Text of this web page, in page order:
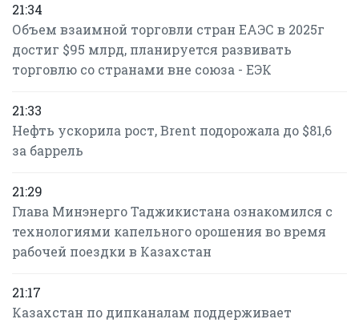
21:34
Объем взаимной торговли стран ЕАЭС в 2025г
достиг $95 млрд, планируется развивать
торговлю со странами вне союза - ЕЭК
21:33
Нефть ускорила рост, Brent подорожала до $81,6
за баррель
21:29
Глава Минэнерго Таджикистана ознакомился с
технологиями капельного орошения во время
рабочей поездки в Казахстан
21:17
Казахстан по дипканалам поддерживает